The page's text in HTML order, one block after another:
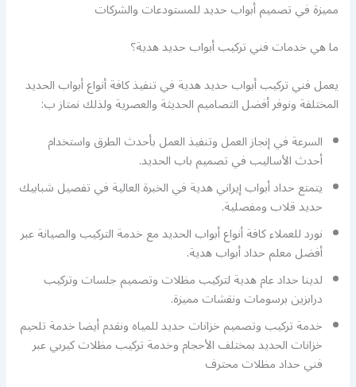
مميزة في تصميم أبواب حديد للمستودعات والشركات
ما هي خدمات فني تركيب أبواب حديد هدية؟
يعمل فني تركيب أبواب حديد هدية في تنفيذ كافة أنواع أبواب الحديد
المختلفة ونوفر أفضل التصاميم الحديثة والعصرية ولذلك نمتاز ب:
السرعة في إنجاز العمل وتنفيذ العمل بأحدث الطرق واستخدام
أحدث الأساليب في تصميم باب الحديد.
يتمتع حداد أبواب إيراني هدية في الخبرة العالية في تفصيل شبابيك
حديد قلاب ومفصلية.
نورد للعملاء كافة أنواع أبواب الحديد مع خدمة التركيب والصيانة عبر
أفضل معلم حداد أبواب هدية.
لدينا حداد عام هدية لتركيب مظلات وتصميم جلسات وتركيب
درابزين برسومات ونقشات مميزة.
خدمة تركيب وتصميم خزانات حديد للمياه ونقدم أيضا خدمة تلحيم
خزانات الحديد بمختلف الأحجام وخدمة تركيب مظلات كيربي عبر
فني حداد مظلات محترف